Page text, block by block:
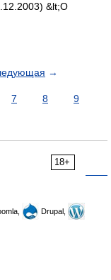
&lt;О
→
7 8
9
18+
Drupal,